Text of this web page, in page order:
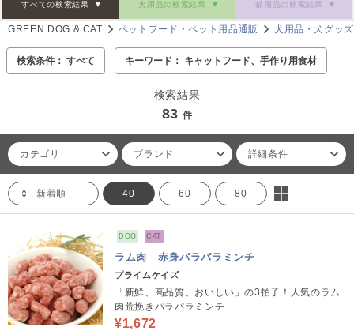
すべての検索結果 犬用品の検索結果 猫用品の検索結果
GREEN DOG & CAT ペットフード・ペット用品通販 犬用品・犬グッズ
検索条件： すべて キーワード： キャットフード、手作り用食材
検索結果
83 件
カテゴリ ブランド 詳細条件
新着順 40 60 80
DOG CAT
ラム肉 赤身パラパラミンチ
プライムケイズ
「新鮮、高品質、おいしい」の3拍子！人気のラム
肉荒挽きパラパラミンチ
¥1,672